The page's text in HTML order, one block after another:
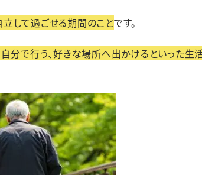
して過ごせる期間のことです。
分で行う、好きな場所へ出かけるといった生